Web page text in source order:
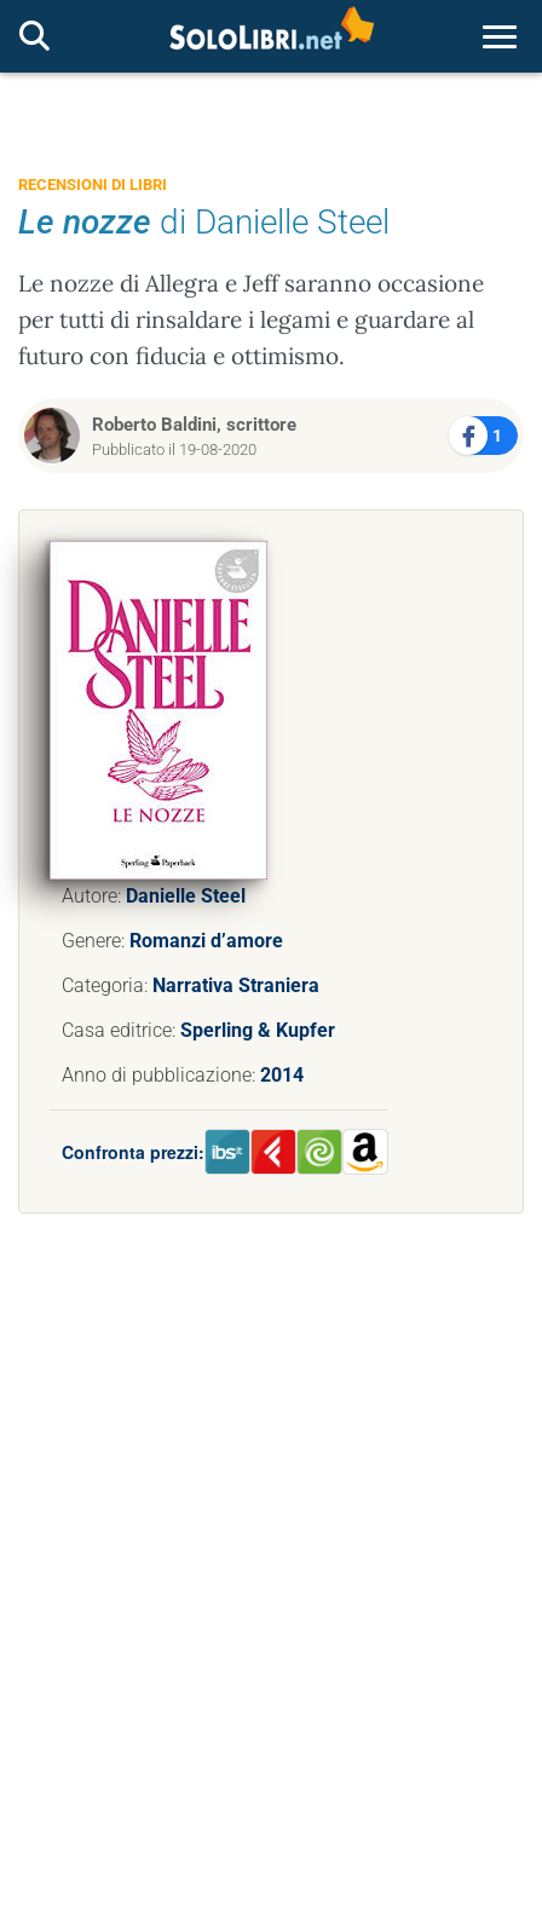
RECENSIONI DI LIBRI
Le nozze di Danielle Steel
Le nozze di Allegra e Jeff saranno occasione
per tutti di rinsaldare i legami e guardare al
futuro con fiducia e ottimismo.
Roberto Baldini, scrittore
Pubblicato il 19-08-2020
1
Autore:Danielle Steel
Genere: Romanzi d’amore
Categoria: Narrativa Straniera
Casa editrice: Sperling & Kupfer
Anno di pubblicazione: 2014
Confronta prezzi: